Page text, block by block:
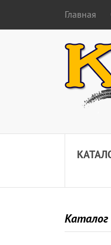
Главная
Каталог